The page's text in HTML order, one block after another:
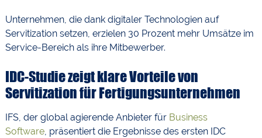
Unternehmen, die dank digitaler Technologien auf
Servitization setzen, erzielen 30 Prozent mehr Umsätze im
Service-Bereich als ihre Mitbewerber.
IDC-Studie zeigt klare Vorteile von
Servitization für Fertigungsunternehmen
IFS, der global agierende Anbieter für Business
Software, präsentiert die Ergebnisse des ersten IDC